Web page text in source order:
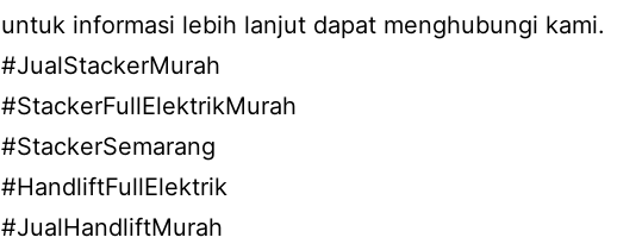
untuk informasi lebih lanjut dapat menghubungi kami.
#JualStackerMurah
#StackerFullElektrikMurah
#StackerSemarang
#HandliftFullElektrik
#JualHandliftMurah